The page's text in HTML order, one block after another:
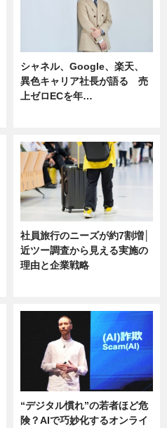
シャネル、Google、楽天、
異色キャリア社長が語る 売
上ゼロECを年…
社員旅行のニーズが約7割増│
近ツー調査から見える実施の
理由と企業戦略
“デジタル慣れ”の若者ほど危
険？AIで巧妙化するオンライ